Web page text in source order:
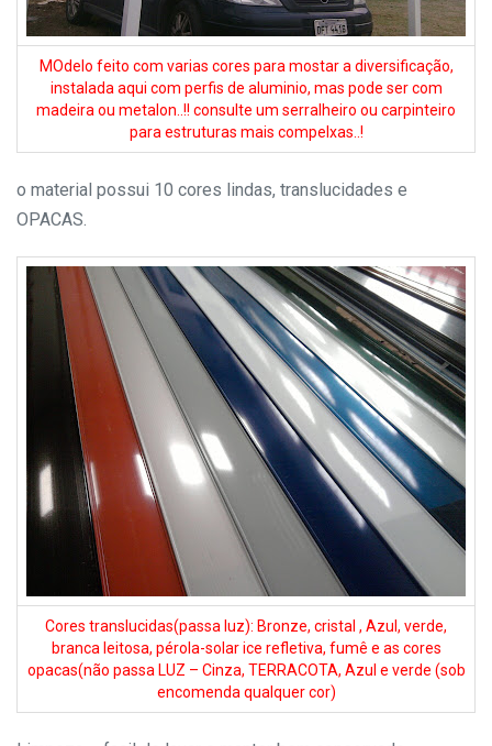
MOdelo feito com varias cores para mostar a diversificação,
instalada aqui com perfis de aluminio, mas pode ser com
madeira ou metalon..!! consulte um serralheiro ou carpinteiro
para estruturas mais compelxas..!
o material possui 10 cores lindas, translucidades e
OPACAS.
Cores translucidas(passa luz): Bronze, cristal , Azul, verde,
branca leitosa, pérola-solar ice refletiva, fumê e as cores
opacas(não passa LUZ – Cinza, TERRACOTA, Azul e verde (sob
encomenda qualquer cor)